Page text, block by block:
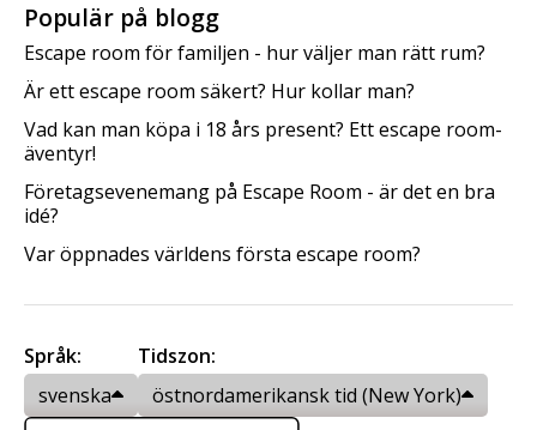
Populär på blogg
Escape room för familjen - hur väljer man rätt rum?
Är ett escape room säkert? Hur kollar man?
Vad kan man köpa i 18 års present? Ett escape room-
äventyr!
Företagsevenemang på Escape Room - är det en bra
idé?
Var öppnades världens första escape room?
Språk:
svenska
Tidszon:
östnordamerikansk tid (New York)